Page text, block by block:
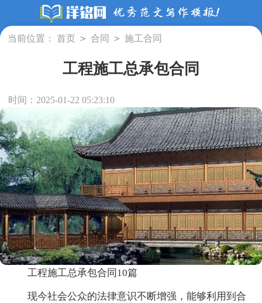
当前位置： 首页 > 合同 > 施工合同
工程施工总承包合同
时间：2025-01-22 05:23:10
工程施工总承包合同10篇
现今社会公众的法律意识不断增强，能够利用到合